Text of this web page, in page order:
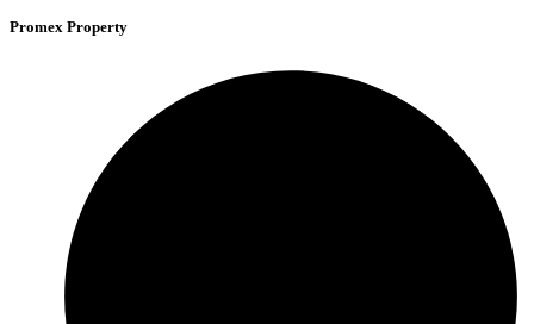
Promex Property